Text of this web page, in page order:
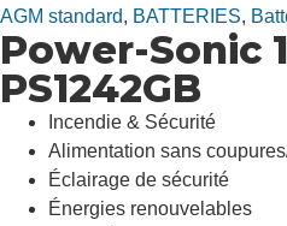
AGM standard, BATTERIES,
Power-Sonic
PS1242GB
Incendie & Sécurité
Alimentation sans
Éclairage de sécurité
Énergies renouvelables